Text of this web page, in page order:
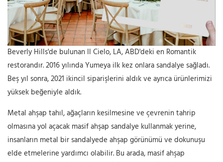
Beverly Hills'de bulunan Il Cielo, LA, ABD'deki en Romantik
restorandır. 2016 yılında Yumeya ilk kez onlara sandalye sağladı.
Beş yıl sonra, 2021 ikincil siparişlerini aldık ve ayrıca ürünlerimizi
yüksek beğeniyle aldık.
Metal ahşap tahıl, ağaçların kesilmesine ve çevrenin tahrip
olmasına yol açacak masif ahşap sandalye kullanmak yerine,
insanların metal bir sandalyede ahşap görünümü ve dokunuşu
elde etmelerine yardımcı olabilir. Bu arada, masif ahşap